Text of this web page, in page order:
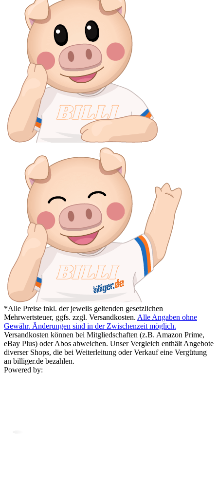
*Alle Preise inkl. der jeweils geltenden gesetzlichen
Mehrwertsteuer, ggfs. zzgl. Versandkosten. Alle Angaben ohne
Gewähr. Änderungen sind in der Zwischenzeit möglich.
Versandkosten können bei Mitgliedschaften (z.B. Amazon Prime,
eBay Plus) oder Abos abweichen. Unser Vergleich enthält Angebote
diverser Shops, die bei Weiterleitung oder Verkauf eine Vergütung
an billiger.de bezahlen.
Powered by: